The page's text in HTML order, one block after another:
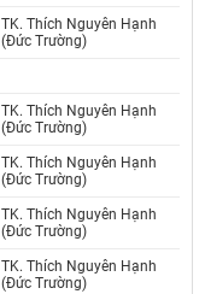
TK. Thích Nguyên Hạnh
(Đức Trường)
TK. Thích Nguyên Hạnh
(Đức Trường)
TK. Thích Nguyên Hạnh
(Đức Trường)
TK. Thích Nguyên Hạnh
(Đức Trường)
TK. Thích Nguyên Hạnh
(Đức Trường)